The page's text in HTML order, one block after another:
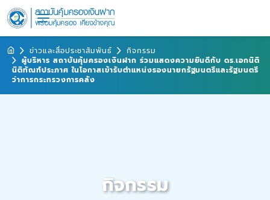
ข่าวและสื่อประชาสัมพันธ์
กิจกรรม
ผู้บริหาร สถาบันคุ้มครองเงินฝาก ร่วมแสดงความยินดีกับ ดร.เอกนิติ
นิติทัณฑ์ประภาศ ในโอกาสเข้ารับตำแหน่งรองนายกรัฐมนตรีและรัฐมนตรี
ว่าการกระทรวงการคลัง
กิจกรรม